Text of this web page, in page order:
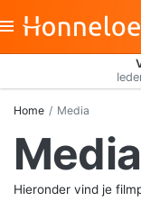
Home Media
Media
Hieronder vind je